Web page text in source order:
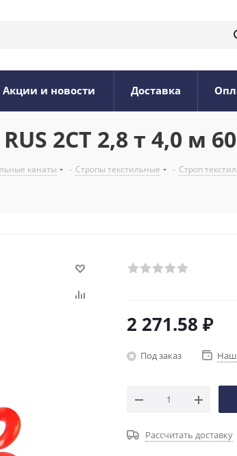
Акции и новости Доставка
2СТ 2,8 т 4,0 м
канаты - Стропы текстильные - Строп
2 271.58 ₽
Под заказ
Рассчитать доставку